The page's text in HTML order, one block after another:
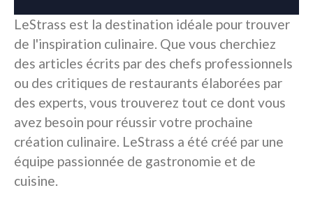
LeStrass est la destination idéale pour trouver
de l'inspiration culinaire. Que vous cherchiez
des articles écrits par des chefs professionnels
ou des critiques de restaurants élaborées par
des experts, vous trouverez tout ce dont vous
avez besoin pour réussir votre prochaine
création culinaire. LeStrass a été créé par une
équipe passionnée de gastronomie et de
cuisine.